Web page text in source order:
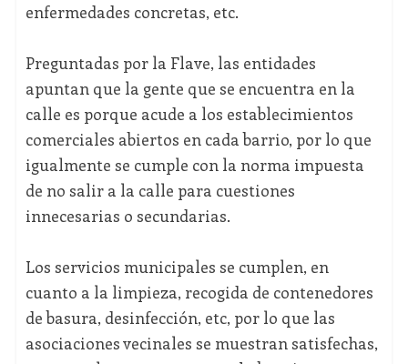
enfermedades concretas, etc.
Preguntadas por la Flave, las entidades
apuntan que la gente que se encuentra en la
calle es porque acude a los establecimientos
comerciales abiertos en cada barrio, por lo que
igualmente se cumple con la norma impuesta
de no salir a la calle para cuestiones
innecesarias o secundarias.
Los servicios municipales se cumplen, en
cuanto a la limpieza, recogida de contenedores
de basura, desinfección, etc, por lo que las
asociaciones vecinales se muestran satisfechas,